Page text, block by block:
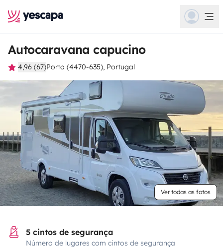
Autocaravana capucino
4,96 (67)Porto (4470-635), Portugal
Ver todas as fotos
5 cintos de segurança
Número de lugares com cintos de segurança